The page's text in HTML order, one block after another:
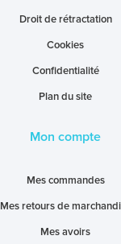
Droit de rétractation
Cookies
Confidentialité
Plan du site
Mon compte
Mes commandes
Mes retours de
Mes avoirs